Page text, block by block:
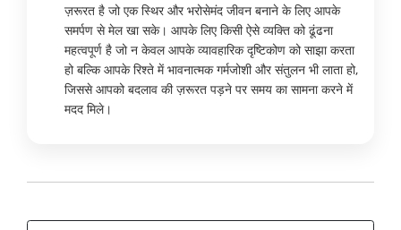
ज़रूरत है जो एक स्थिर और भरोसेमंद जीवन बनाने के लिए आपके
समर्पण से मेल खा सके। आपके लिए किसी ऐसे व्यक्ति को ढूंढना
महत्वपूर्ण है जो न केवल आपके व्यावहारिक दृष्टिकोण को साझा करता
हो बल्कि आपके रिश्ते में भावनात्मक गर्मजोशी और संतुलन भी लाता हो,
जिससे आपको बदलाव की ज़रूरत पड़ने पर समय का सामना करने में
मदद मिले।